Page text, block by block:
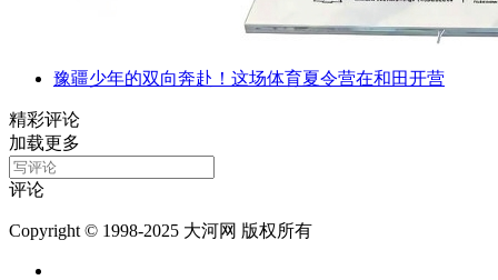
豫疆少年的双向奔赴！这场体育夏令营在和田开营
精彩评论
加载更多
评论
Copyright © 1998-2025 大河网 版权所有